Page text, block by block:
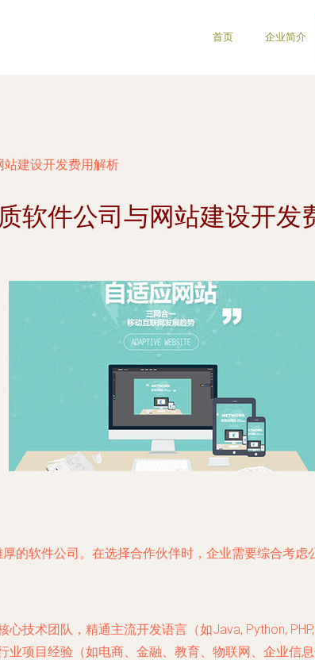
首页 企业简介
站建设开发费用解析
软件公司与网站建设开发
的软件公司。在选择合作伙伴时，企业需要综合考虑
心技术团队，精通主流开发语言（如Java, Python,
项目经验（如电商、金融、教育、物联网、企业信息